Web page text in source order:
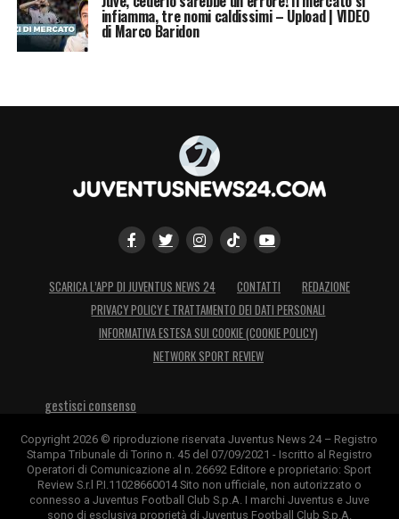
infiamma, tre nomi caldissimi – Upload | VIDEO
di Marco Baridon
SCARICA L’APP DI JUVENTUS NEWS 24 CONTATTI
REDAZIONE
PRIVACY POLICY E TRATTAMENTO DEI DATI PERSONALI
INFORMATIVA ESTESA SUI COOKIE (COOKIE POLICY)
NETWORK SPORT REVIEW
gestisci consenso
Copyright 2026 © riproduzione riservata Juventus News 24 – Registro
Stampa Tribunale di Torino n. 45 del 07/09/2021 - Iscritto al Registro
Operatori di Comunicazione al n. 26692 Editore e proprietario: Sport
Review S.r.l P.I.11028660014 Sito non ufficiale, non autorizzato o
connesso a Juventus Football Club S.p.A. I marchi Juventus e Juve
sono di esclusiva proprietà di Juventus Football Club S.p.A.